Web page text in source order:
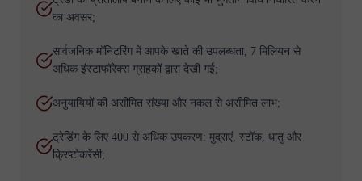
का अवसर;
सार्वजनिक मॉनिटरिंग में आपके खाते की उपलब्धता, 7 मिलियन से
अधिक इंस्टाफॉरेक्स ग्राहकों द्वारा देखी गई;
अनुयायियों की असीमित संख्या और नकल से असीमित लाभ;
ट्रेडिंग के लिए 400 से अधिक उपकरण: मुद्राएं, स्टॉक, धातु और
क्रिप्टोकरेंसी;